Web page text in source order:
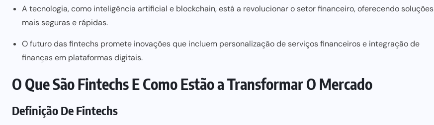
A tecnologia, como inteligência artificial e blockchain, está a revolucionar o setor financeiro, oferecendo soluções
mais seguras e rápidas.
O futuro das fintechs promete inovações que incluem personalização de serviços financeiros e integração de
finanças em plataformas digitais.
O Que São Fintechs E Como Estão a Transformar O Mercado
Definição De Fintechs